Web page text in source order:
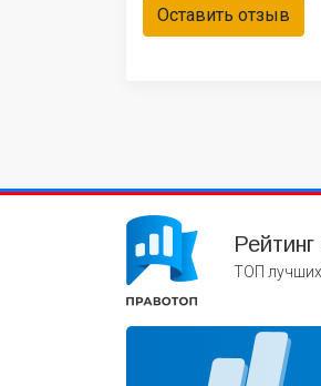
Оставить отзыв
ТОП